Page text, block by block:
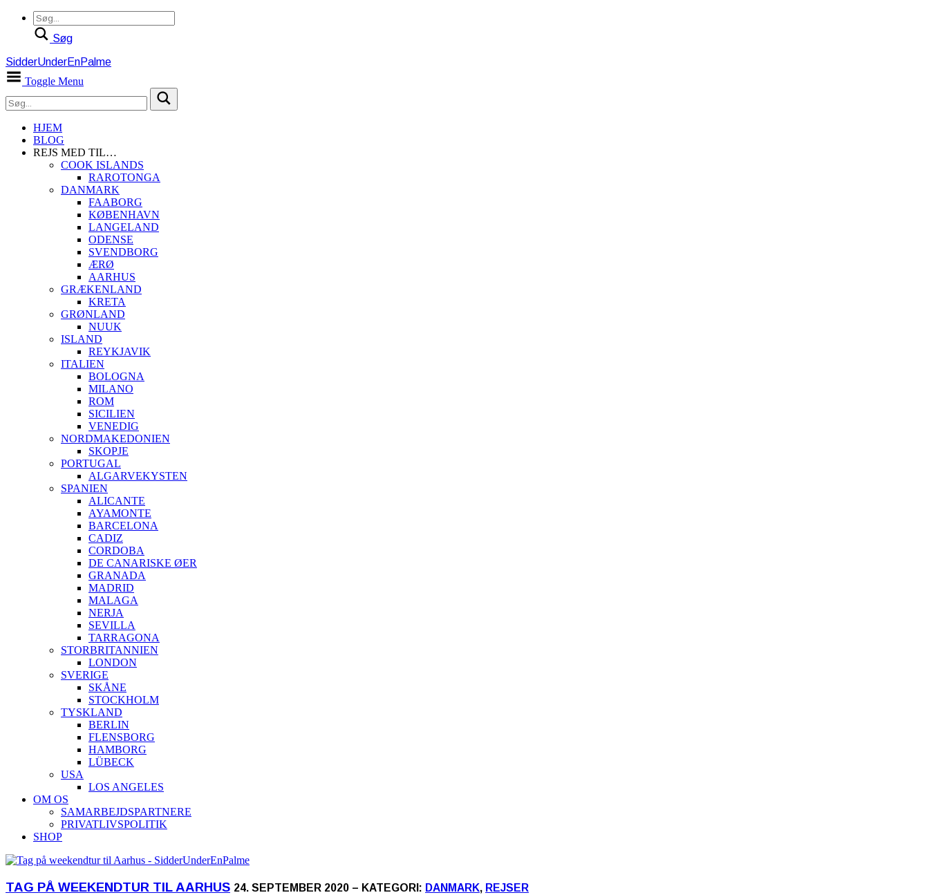
Søg
SidderUnderEnPalme
Toggle Menu
HJEM
BLOG
REJS MED TIL…
COOK ISLANDS
RAROTONGA
DANMARK
FAABORG
KØBENHAVN
LANGELAND
ODENSE
SVENDBORG
ÆRØ
AARHUS
GRÆKENLAND
KRETA
GRØNLAND
NUUK
ISLAND
REYKJAVIK
ITALIEN
BOLOGNA
MILANO
ROM
SICILIEN
VENEDIG
NORDMAKEDONIEN
SKOPJE
PORTUGAL
ALGARVEKYSTEN
SPANIEN
ALICANTE
AYAMONTE
BARCELONA
CADIZ
CORDOBA
DE CANARISKE ØER
GRANADA
MADRID
MALAGA
NERJA
SEVILLA
TARRAGONA
STORBRITANNIEN
LONDON
SVERIGE
SKÅNE
STOCKHOLM
TYSKLAND
BERLIN
FLENSBORG
HAMBORG
LÜBECK
USA
LOS ANGELES
OM OS
SAMARBEJDSPARTNERE
PRIVATLIVSPOLITIK
SHOP
TAG PÅ WEEKENDTUR TIL AARHUS 24. SEPTEMBER 2020 – KATEGORI: DANMARK, REJSER